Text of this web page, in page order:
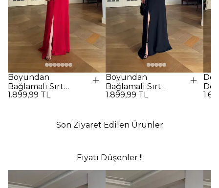
Boyundan
Bağlamalı Sırt
Dekolteli Uzun
1.899,99 TL
Boyundan
Bağlamalı Sırt
Dekolteli Uzun
1.899,99 TL
Son Ziyaret Edilen Ürünler
Fiyatı Düşenler !!